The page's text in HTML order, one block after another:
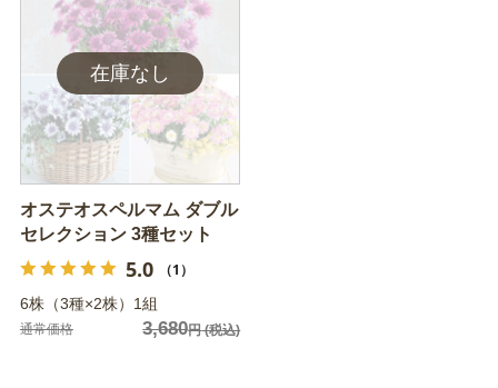
オステオスペルマム ダブル
セレクション 3種セット
5.0 （1）
6株（3種×2株）1組
通常価格 3,680円(税込)